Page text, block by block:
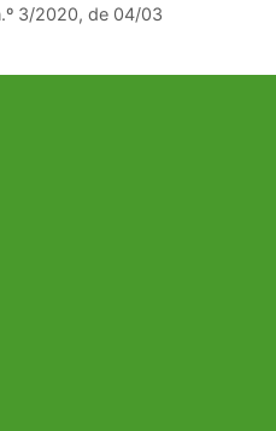
3/2020, de 04/03